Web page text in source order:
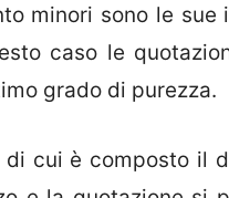
minori sono le
caso le
grado di purezza.
cui è composto il